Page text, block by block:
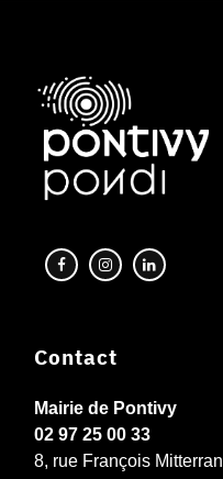
Contact
Mairie de Pontivy
02 97 25 00 33
8, rue François